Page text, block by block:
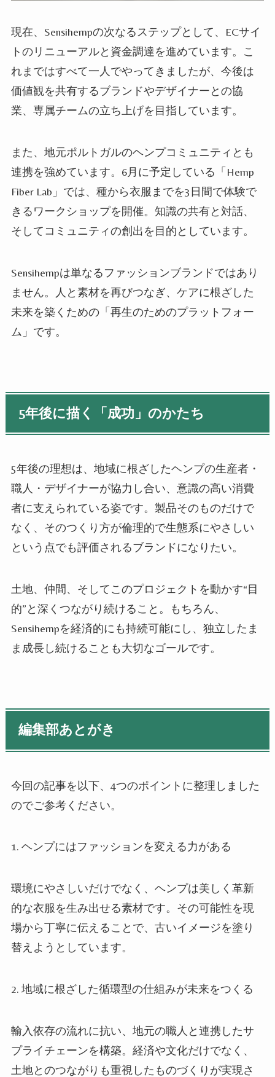
現在、Sensihempの次なるステップとして、ECサイ
トのリニューアルと資金調達を進めています。こ
れまではすべて一人でやってきましたが、今後は
価値観を共有するブランドやデザイナーとの協
業、専属チームの立ち上げを目指しています。
また、地元ポルトガルのヘンプコミュニティとも
連携を強めています。6月に予定している「Hemp
Fiber Lab」では、種から衣服までを3日間で体験で
きるワークショップを開催。知識の共有と対話、
そしてコミュニティの創出を目的としています。
Sensihempは単なるファッションブランドではあり
ません。人と素材を再びつなぎ、ケアに根ざした
未来を築くための「再生のためのプラットフォー
ム」です。
5年後に描く「成功」のかたち
5年後の理想は、地域に根ざしたヘンプの生産者・
職人・デザイナーが協力し合い、意識の高い消費
者に支えられている姿です。製品そのものだけで
なく、そのつくり方が倫理的で生態系にやさしい
という点でも評価されるブランドになりたい。
土地、仲間、そしてこのプロジェクトを動かす“目
的”と深くつながり続けること。もちろん、
Sensihempを経済的にも持続可能にし、独立したま
ま成長し続けることも大切なゴールです。
編集部あとがき
今回の記事を以下、4つのポイントに整理しました
のでご参考ください。
1. ヘンプにはファッションを変える力がある
環境にやさしいだけでなく、ヘンプは美しく革新
的な衣服を生み出せる素材です。その可能性を現
場から丁寧に伝えることで、古いイメージを塗り
替えようとしています。
2. 地域に根ざした循環型の仕組みが未来をつくる
輸入依存の流れに抗い、地元の職人と連携したサ
プライチェーンを構築。経済や文化だけでなく、
土地とのつながりも重視したものづくりが実現さ